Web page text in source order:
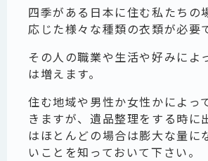
四季がある日本に住む私たちの
応じた様々な種類の衣類が必要
その人の職業や生活や好みによ
は増えます。
住む地域や男性か女性かによっ
きますが、遺品整理をする時に
はほとんどの場合は膨大な量に
いことを知っておいて下さい。